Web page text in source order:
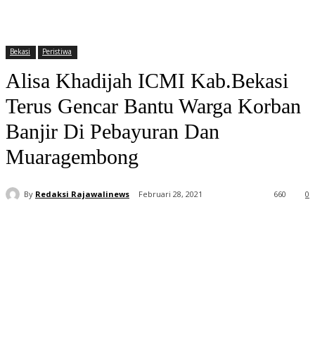
Bekasi Peristiwa
Alisa Khadijah ICMI Kab.Bekasi
Terus Gencar Bantu Warga Korban
Banjir Di Pebayuran Dan
Muaragembong
By Redaksi Rajawalinews Februari 28, 2021 0
660